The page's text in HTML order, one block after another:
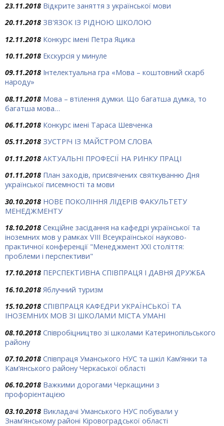
23.11.2018 Відкрите заняття з української мови
20.11.2018 ЗВ'ЯЗОК ІЗ РІДНОЮ ШКОЛОЮ
12.11.2018 Конкурс імені Петра Яцика
10.11.2018 Екскурсія у минуле
09.11.2018 Інтелектуальна гра «Мова – коштовний скарб
народу»
08.11.2018 Мова – втілення думки. Що багатша думка, то
багатша мова…
06.11.2018 Конкурс імені Тараса Шевченка
05.11.2018 ЗУСТРІЧ ІЗ МАЙСТРОМ СЛОВА
01.11.2018 АКТУАЛЬНІ ПРОФЕСІЇ НА РИНКУ ПРАЦІ
01.11.2018 План заходів, присвячених святкуванню Дня
української писемності та мови
30.10.2018 НОВЕ ПОКОЛІННЯ ЛІДЕРІВ ФАКУЛЬТЕТУ
МЕНЕДЖМЕНТУ
18.10.2018 Секційне засідання на кафедрі української та
іноземних мов у рамках VІІІ Всеукраїнської науково-
практичної конференції "Менеджмент ХХІ століття:
проблеми і перспективи"
17.10.2018 ПЕРСПЕКТИВНА СПІВПРАЦЯ І ДАВНЯ ДРУЖБА
16.10.2018 Яблучний туризм
15.10.2018 СПІВПРАЦЯ КАФЕДРИ УКРАЇНСЬКОЇ ТА
ІНОЗЕМНИХ МОВ ЗІ ШКОЛАМИ МІСТА УМАНІ
08.10.2018 Співробіцництво зі школами Катеринопільського
району
07.10.2018 Співпраця Уманського НУС та шкіл Кам’янки та
Кам’янського району Черкаської області
06.10.2018 Важкими дорогами Черкащини з
профорієнтацією
03.10.2018 Викладачі Уманського НУС побували у
Знам’янському районі Кіровоградської області